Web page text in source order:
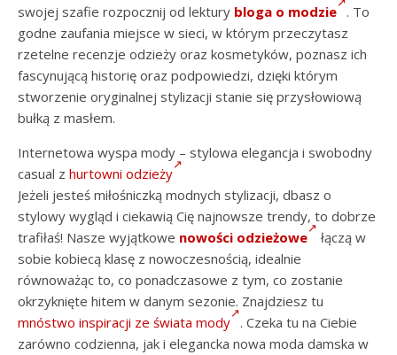
swojej szafie rozpocznij od lektury bloga o modzie . To
godne zaufania miejsce w sieci, w którym przeczytasz
rzetelne recenzje odzieży oraz kosmetyków, poznasz ich
fascynującą historię oraz podpowiedzi, dzięki którym
stworzenie oryginalnej stylizacji stanie się przysłowiową
bułką z masłem.
Internetowa wyspa mody – stylowa elegancja i swobodny
casual z hurtowni odzieży
Jeżeli jesteś miłośniczką modnych stylizacji, dbasz o
stylowy wygląd i ciekawią Cię najnowsze trendy, to dobrze
trafiłaś! Nasze wyjątkowe nowości odzieżowe
łączą w
sobie kobiecą klasę z nowoczesnością, idealnie
równoważąc to, co ponadczasowe z tym, co zostanie
okrzyknięte hitem w danym sezonie. Znajdziesz tu
mnóstwo inspiracji ze świata mody . Czeka tu na Ciebie
zarówno codzienna, jak i elegancka nowa moda damska w